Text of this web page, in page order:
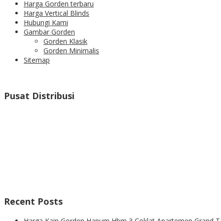
Harga Gorden terbaru
Harga Vertical Blinds
Hubungi Kami
Gambar Gorden
Gorden Klasik
Gorden Minimalis
Sitemap
Pusat Distribusi
Recent Posts